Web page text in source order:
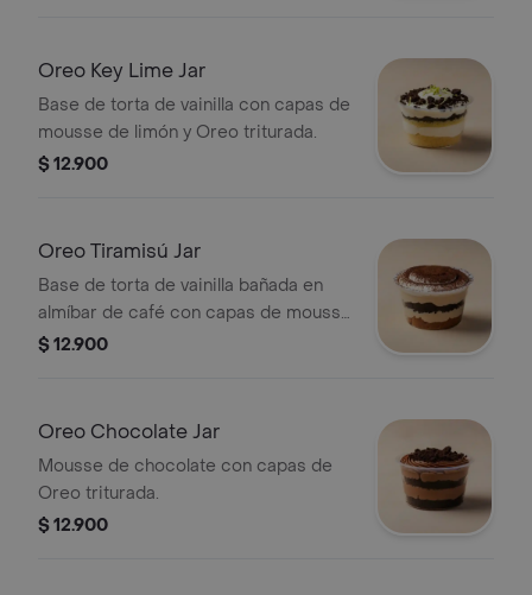
Oreo Key Lime Jar
Base de torta de vainilla con capas de
mousse de limón y Oreo triturada.
$ 12.900
Oreo Tiramisú Jar
Base de torta de vainilla bañada en
almíbar de café con capas de mousse
de tiramisú y Oreo.
$ 12.900
Oreo Chocolate Jar
Mousse de chocolate con capas de
Oreo triturada.
$ 12.900